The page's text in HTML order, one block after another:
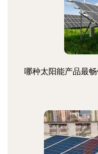
哪种太阳能产品最